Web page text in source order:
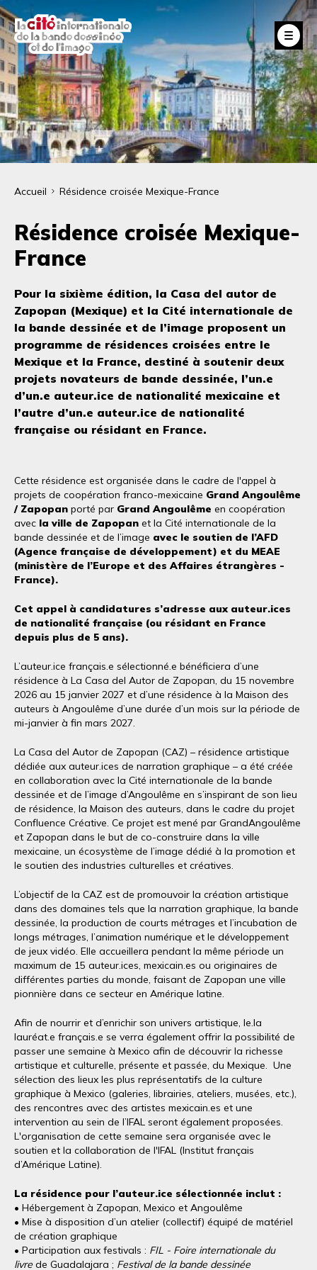
Aller
au
contenu
principal
Fil
Accueil Résidence croisée Mexique-France
Résidence croisée Mexique-
France
Pour la sixième édition, la Casa del autor de
Zapopan (Mexique) et la Cité internationale de
la bande dessinée et de l’image proposent un
programme de résidences croisées entre le
Mexique et la France, destiné à soutenir deux
projets novateurs de bande dessinée, l’un.e
d’un.e auteur.ice de nationalité mexicaine et
l’autre d’un.e auteur.ice de nationalité
française ou résidant en France.
Cette résidence est organisée dans le cadre de l'appel à
projets de coopération franco-mexicaine Grand Angoulême
/ Zapopan porté par Grand Angoulême en coopération
avec la ville de Zapopan et la Cité internationale de la
bande dessinée et de l’image avec le soutien de l’AFD
(Agence française de développement) et du MEAE
(ministère de l’Europe et des Affaires étrangères -
France).
Cet appel à candidatures s’adresse aux auteur.ices
de nationalité française (ou résidant en France
depuis plus de 5 ans).
L’auteur.ice français.e sélectionné.e bénéficiera d’une
résidence à La Casa del Autor de Zapopan, du 15 novembre
2026 au 15 janvier 2027 et d’une résidence à la Maison des
auteurs à Angoulême d’une durée d’un mois sur la période de
mi-janvier à fin mars 2027.
La Casa del Autor de Zapopan (CAZ) – résidence artistique
dédiée aux auteur.ices de narration graphique – a été créée
en collaboration avec la Cité internationale de la bande
dessinée et de l’image d’Angoulême en s’inspirant de son lieu
de résidence, la Maison des auteurs, dans le cadre du projet
Confluence Créative. Ce projet est mené par GrandAngoulême
et Zapopan dans le but de co-construire dans la ville
mexicaine, un écosystème de l’image dédié à la promotion et
le soutien des industries culturelles et créatives.
L’objectif de la CAZ est de promouvoir la création artistique
dans des domaines tels que la narration graphique, la bande
dessinée, la production de courts métrages et l’incubation de
longs métrages, l’animation numérique et le développement
de jeux vidéo. Elle accueillera pendant la même période un
maximum de 15 auteur.ices, mexicain.es ou originaires de
différentes parties du monde, faisant de Zapopan une ville
pionnière dans ce secteur en Amérique latine.
Afin de nourrir et d’enrichir son univers artistique, le.la
lauréat.e français.e se verra également offrir la possibilité de
passer une semaine à Mexico afin de découvrir la richesse
artistique et culturelle, présente et passée, du Mexique. Une
sélection des lieux les plus représentatifs de la culture
graphique à Mexico (galeries, librairies, ateliers, musées, etc.),
des rencontres avec des artistes mexicain.es et une
intervention au sein de l’IFAL seront également proposées.
L'organisation de cette semaine sera organisée avec le
soutien et la collaboration de l'IFAL (Institut français
d’Amérique Latine).
La résidence pour l’auteur.ice sélectionnée inclut :
• Hébergement à Zapopan, Mexico et Angoulême
• Mise à disposition d’un atelier (collectif) équipé de matériel
de création graphique
• Participation aux festivals : FIL - Foire internationale du
livre de Guadalajara ; Festival de la bande dessinée